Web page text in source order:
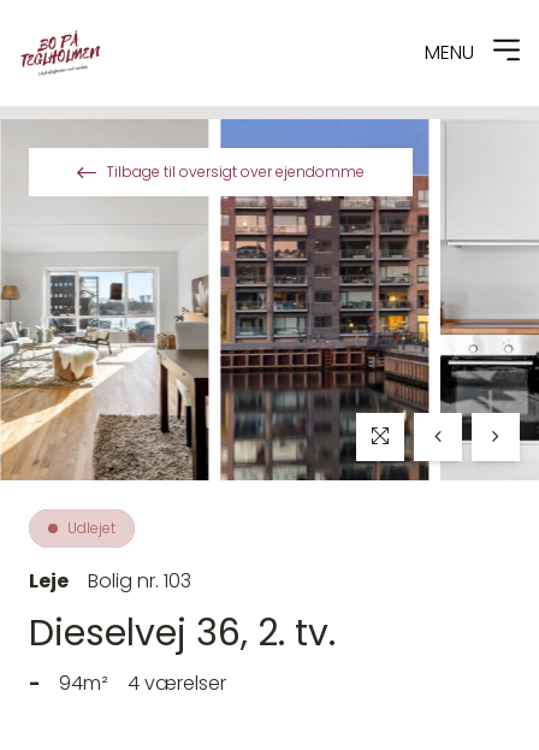
MENU
Tilbage til oversigt over ejendomme
Udlejet
Leje Bolig nr. 103
Dieselvej 36, 2. tv.
- 94m² 4 værelser